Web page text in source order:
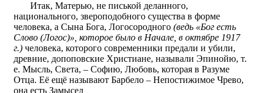
Итак, Матерью, не писькой деланного,
национального, звероподобного существа в форме
человека, а Сына Бога, Логосородного (ведь «Бог есть
Слово (Логос)», которое было в Начале, в октябре 1917
г.) человека, которого современники предали и убили,
древние, допоповские Христиане, называли Эпинойю, т.
е. Мысль, Света, – Софию, Любовь, которая в Разуме
Отца. Её ещё называют Барбело – Непостижимое Чрево,
она есть Замысел